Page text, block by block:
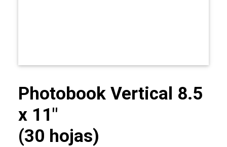
Photobook Vertical 8.5
x 11″
(30 hojas)